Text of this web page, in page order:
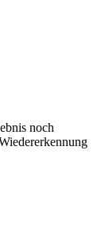
noch